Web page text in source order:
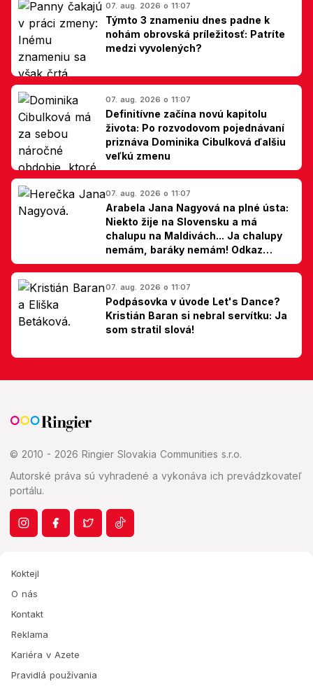
07. aug. 2026 o 11:07
Týmto 3 znameniu dnes padne k
nohám obrovská príležitosť: Patríte
medzi vyvolených?
07. aug. 2026 o 11:07
Definitívne začína novú kapitolu
života: Po rozvodovom pojednávaní
priznáva Dominika Cibulková ďalšiu
veľkú zmenu
07. aug. 2026 o 11:07
Arabela Jana Nagyová na plné ústa:
Niekto žije na Slovensku a má
chalupu na Maldivách... Ja chalupy
nemám, baráky nemám! Odkaz
Slovákom
07. aug. 2026 o 11:07
Podpásovka v úvode Let's Dance?
Kristián Baran si nebral servítku: Ja
som stratil slová!
© 2010 - 2026 Ringier Slovakia Communities s.r.o.
Autorské práva sú vyhradené a vykonáva ich prevádzkovateľ
portálu.
Koktejl
O nás
Kontakt
Reklama
Kariéra v Azete
Pravidlá používania